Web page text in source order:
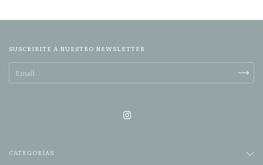
SUSCRIBITE A NUESTRO NEWSLETTER
CATEGORÍAS